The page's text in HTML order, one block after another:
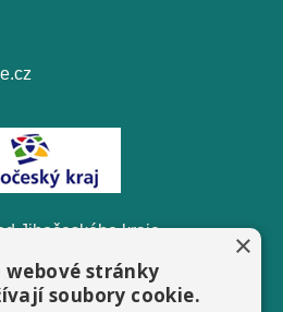
Jihočeského kraje ×
webové stránky
soubory cookie.